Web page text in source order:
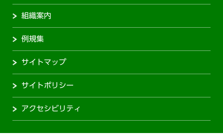
組織案内
例規集
サイトマップ
サイトポリシー
アクセシビリティ